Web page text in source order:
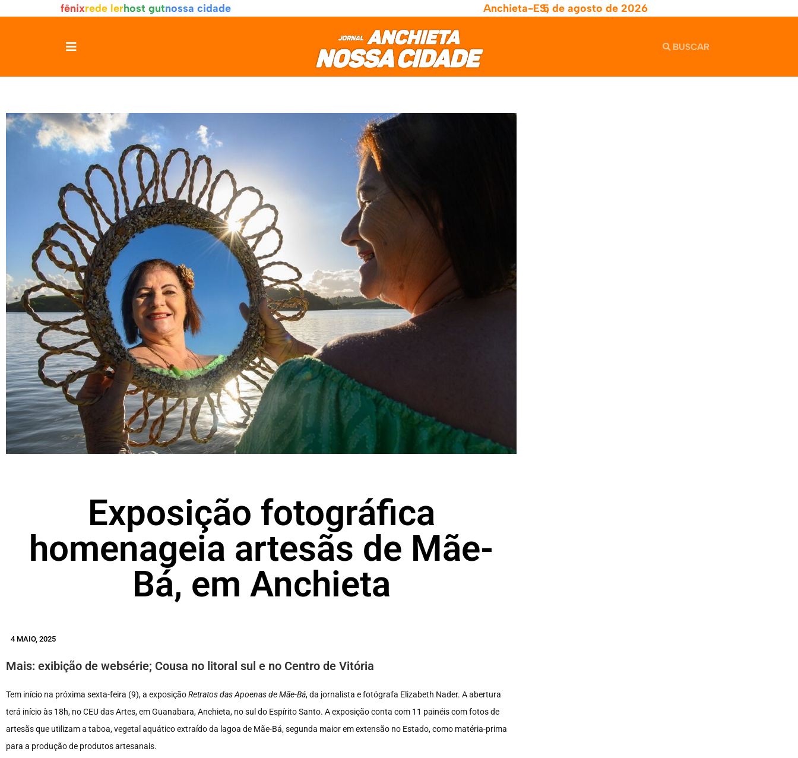
fênixrede lerhost gutnossa cidade Anchieta-ES,5 de agosto de 2026
Exposição fotográfica
homenageia artesãs de Mãe-
Bá, em Anchieta
4 MAIO, 2025
Mais: exibição de websérie; Cousa no litoral sul e no Centro de Vitória
Tem início na próxima sexta-feira (9), a exposiçãoRetratos das Apoenas de Mãe-Bá, da jornalista e fotógrafa Elizabeth Nader. A abertura
terá início às 18h, no CEU das Artes, em Guanabara, Anchieta, no sul do Espírito Santo. A exposição conta com 11 painéis com fotos de
artesãs que utilizam a taboa, vegetal aquático extraído da lagoa de Mãe-Bá, segunda maior em extensão no Estado, como matéria-prima
para a produção de produtos artesanais.